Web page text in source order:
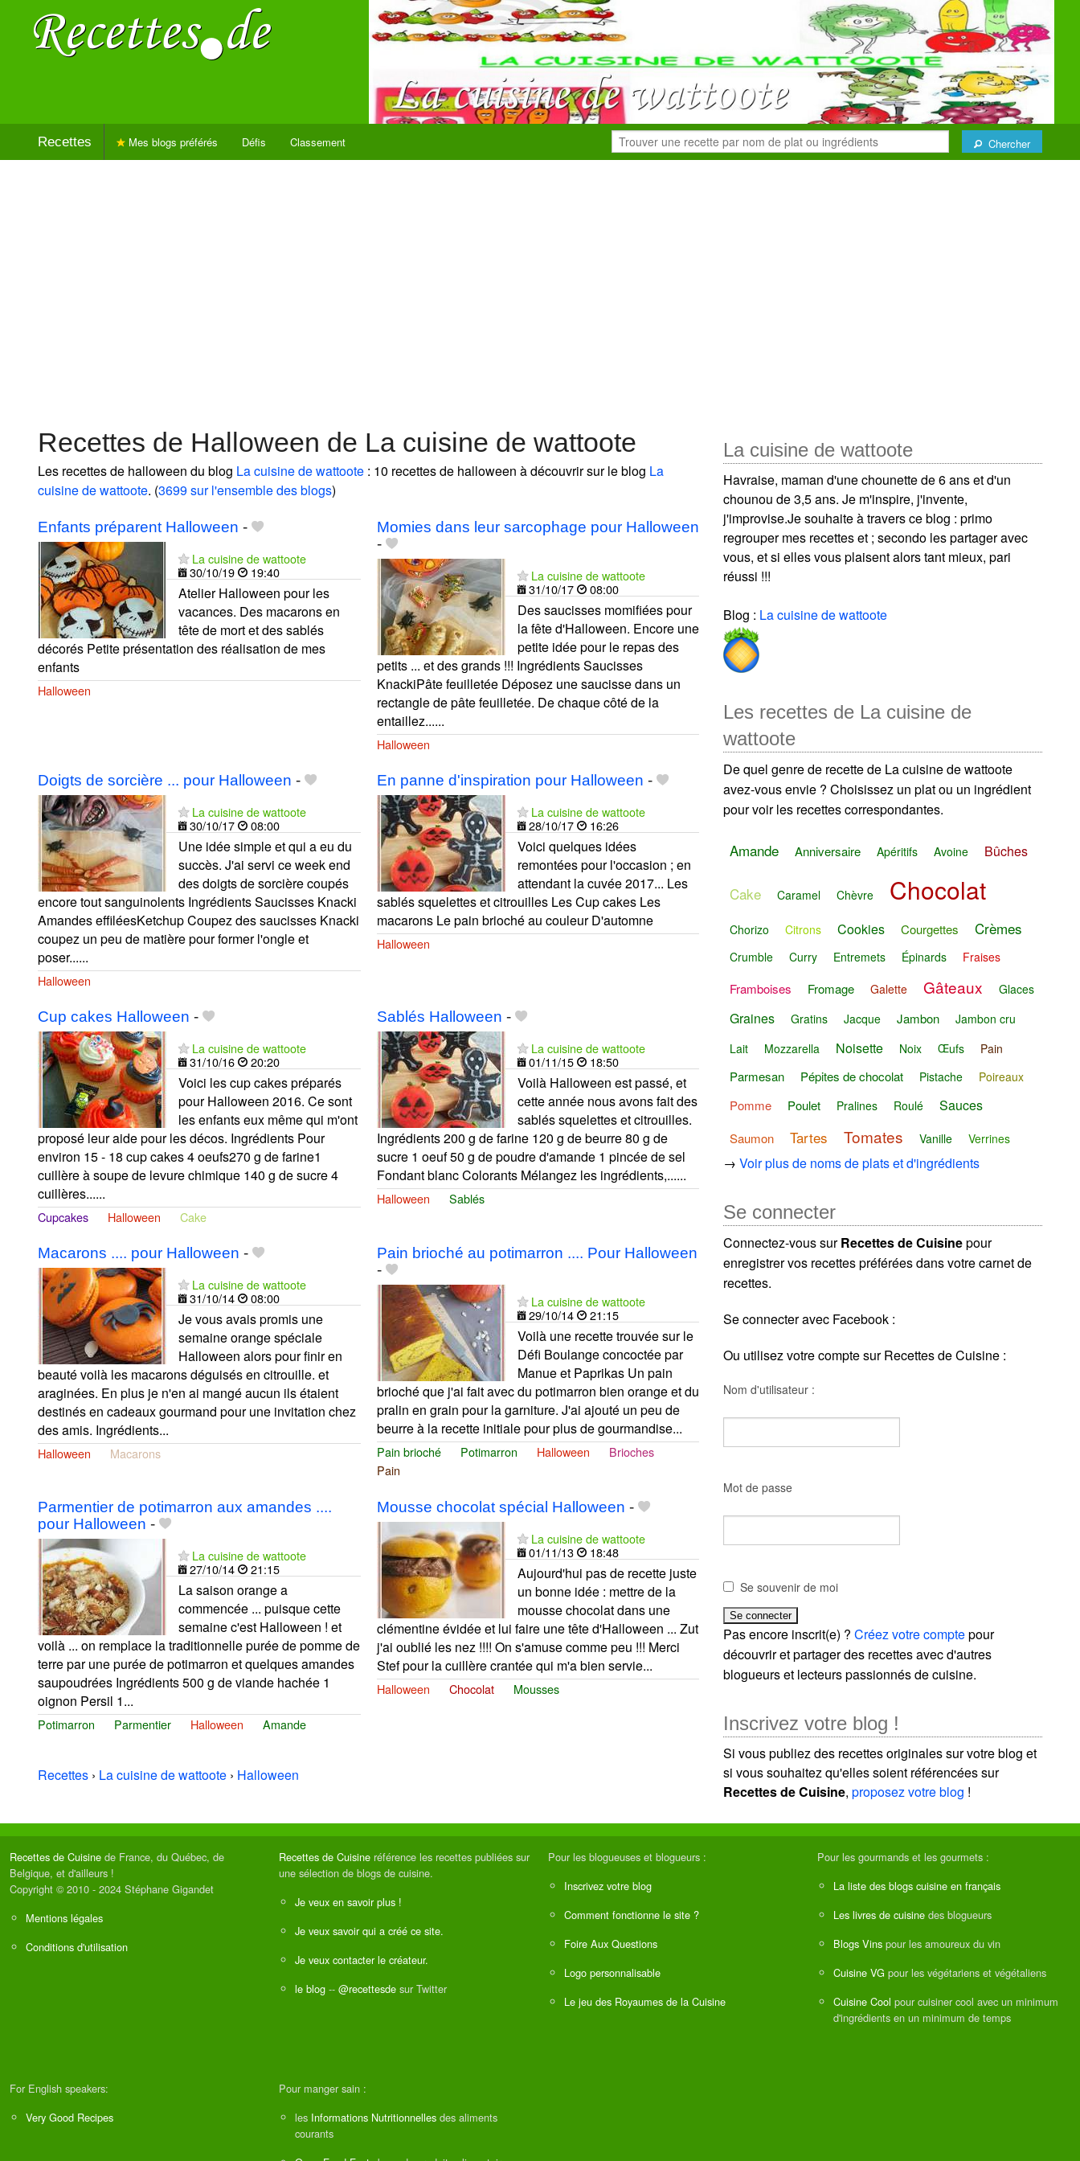
Recettes Chercher
Mes blogs préférés Défis Classement
Recettes de Halloween de La cuisine de wattoote
Les recettes de halloween du blog La cuisine de wattoote : 10 recettes de halloween à découvrir sur le blog La
cuisine de wattoote. (3699 sur l'ensemble des blogs)
Enfants préparent Halloween -
La cuisine de wattoote
30/10/19
19:40
Atelier Halloween pour les
vacances. Des macarons en
tête de mort et des sablés
décorés Petite présentation des réalisation de mes
enfants
Halloween
Momies dans leur sarcophage pour Halloween
-
La cuisine de wattoote
31/10/17
08:00
Des saucisses momifiées pour
la fête d'Halloween. Encore une
petite idée pour le repas des
petits ... et des grands !!! Ingrédients Saucisses
KnackiPâte feuilletée Déposez une saucisse dans un
rectangle de pâte feuilletée. De chaque côté de la
entaillez......
Halloween
Doigts de sorcière ... pour Halloween -
La cuisine de wattoote
30/10/17
08:00
Une idée simple et qui a eu du
succès. J'ai servi ce week end
des doigts de sorcière coupés
encore tout sanguinolents Ingrédients Saucisses Knacki
Amandes effiléesKetchup Coupez des saucisses Knacki
coupez un peu de matière pour former l'ongle et
poser......
Halloween
En panne d'inspiration pour Halloween -
La cuisine de wattoote
28/10/17
16:26
Voici quelques idées
remontées pour l'occasion ; en
attendant la cuvée 2017... Les
sablés squelettes et citrouilles Les Cup cakes Les
macarons Le pain brioché au couleur D'automne
Halloween
Cup cakes Halloween -
La cuisine de wattoote
31/10/16
20:20
Voici les cup cakes préparés
pour Halloween 2016. Ce sont
les enfants eux même qui m'ont
proposé leur aide pour les décos. Ingrédients Pour
environ 15 - 18 cup cakes 4 oeufs270 g de farine1
cuillère à soupe de levure chimique 140 g de sucre 4
cuillères......
Cupcakes Halloween Cake
Sablés Halloween -
La cuisine de wattoote
01/11/15
18:50
Voilà Halloween est passé, et
cette année nous avons fait des
sablés squelettes et citrouilles.
Ingrédients 200 g de farine 120 g de beurre 80 g de
sucre 1 oeuf 50 g de poudre d'amande 1 pincée de sel
Fondant blanc Colorants Mélangez les ingrédients,......
Halloween Sablés
Macarons .... pour Halloween -
La cuisine de wattoote
31/10/14
08:00
Je vous avais promis une
semaine orange spéciale
Halloween alors pour finir en
beauté voilà les macarons déguisés en citrouille. et
araginées. En plus je n'en ai mangé aucun ils étaient
destinés en cadeaux gourmand pour une invitation chez
des amis. Ingrédients...
Halloween Macarons
Pain brioché au potimarron .... Pour Halloween
-
La cuisine de wattoote
29/10/14
21:15
Voilà une recette trouvée sur le
Défi Boulange concoctée par
Manue et Paprikas Un pain
brioché que j'ai fait avec du potimarron bien orange et du
pralin en grain pour la garniture. J'ai ajouté un peu de
beurre à la recette initiale pour plus de gourmandise...
Pain brioché Potimarron Halloween
Brioches
Pain
Parmentier de potimarron aux amandes ....
pour Halloween -
La cuisine de wattoote
27/10/14
21:15
La saison orange a
commencée ... puisque cette
semaine c'est Halloween ! et
voilà ... on remplace la traditionnelle purée de pomme de
terre par une purée de potimarron et quelques amandes
saupoudrées Ingrédients 500 g de viande hachée 1
oignon Persil 1...
Potimarron Parmentier Halloween Amande
Mousse chocolat spécial Halloween -
La cuisine de wattoote
01/11/13
18:48
Aujourd'hui pas de recette juste
un bonne idée : mettre de la
mousse chocolat dans une
clémentine évidée et lui faire une tête d'Halloween ... Zut
j'ai oublié les nez !!!! On s'amuse comme peu !!! Merci
Stef pour la cuillère crantée qui m'a bien servie...
Halloween Chocolat Mousses
Recettes › La cuisine de wattoote › Halloween
La cuisine de wattoote
Havraise, maman d'une chounette de 6 ans et d'un
chounou de 3,5 ans. Je m'inspire, j'invente,
j'improvise.Je souhaite à travers ce blog : primo
regrouper mes recettes et ; secondo les partager avec
vous, et si elles vous plaisent alors tant mieux, pari
réussi !!!
Blog : La cuisine de wattoote
Les recettes de La cuisine de
wattoote
De quel genre de recette de La cuisine de wattoote
avez-vous envie ? Choisissez un plat ou un ingrédient
pour voir les recettes correspondantes.
Amande Anniversaire Apéritifs Avoine Bûches
Cake Caramel Chèvre Chocolat
Chorizo Citrons Cookies Courgettes Crèmes
Crumble Curry Entremets Épinards Fraises
Framboises Fromage Galette Gâteaux Glaces
Graines Gratins Jacque Jambon
Jambon cru
Lait
Mozzarella Noisette Noix Œufs Pain
Parmesan Pépites de chocolat Pistache Poireaux
Pomme Poulet Pralines Roulé Sauces
Saumon Tartes Tomates Vanille Verrines
→Voir plus de noms de plats et d'ingrédients
Se connecter
Connectez-vous surRecettes de Cuisinepour
enregistrer vos recettes préférées dans votre carnet de
recettes.
Se connecter avec Facebook :
Ou utilisez votre compte sur Recettes de Cuisine :
Nom d'utilisateur :
Mot de passe
Se souvenir de moi
Pas encore inscrit(e) ?Créez votre comptepour
découvrir et partager des recettes avec d'autres
blogueurs et lecteurs passionnés de cuisine.
Inscrivez votre blog !
Si vous publiez des recettes originales sur votre blog et
si vous souhaitez qu'elles soient référencées sur
Recettes de Cuisine,proposez votre blog !
Recettes de Cuisine de France, du Québec, de
Belgique, et d'ailleurs !
Copyright © 2010 - 2024 Stéphane Gigandet
Mentions légales
Conditions d'utilisation
Recettes de Cuisine référence les recettes publiées sur
une sélection de blogs de cuisine.
Je veux en savoir plus !
Je veux savoir qui a créé ce site.
Je veux contacter le créateur.
le blog -- @recettesde sur Twitter
Pour les blogueuses et blogueurs :
Inscrivez votre blog
Comment fonctionne le site ?
Foire Aux Questions
Logo personnalisable
Le jeu des Royaumes de la Cuisine
Pour les gourmands et les gourmets :
La liste des blogs cuisine en français
Les livres de cuisine des blogueurs
Blogs Vins pour les amoureux du vin
Cuisine VG pour les végétariens et végétaliens
Cuisine Cool pour cuisiner cool avec un minimum
d'ingrédients en un minimum de temps
For English speakers:
Very Good Recipes
Pour manger sain :
les Informations Nutritionnelles des aliments
courants